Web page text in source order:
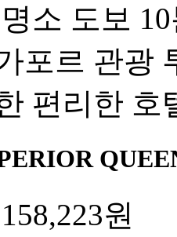
소 도보
포르 관광
편리한 호
158,223원